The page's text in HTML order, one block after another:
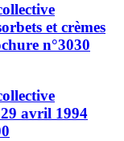
et crèmes
n°3030
avril 1994